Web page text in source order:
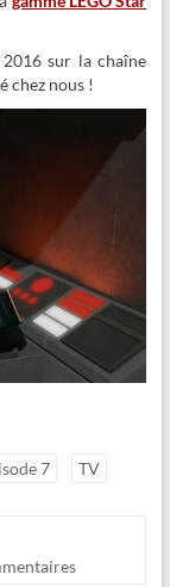
sur la chaîne
chez nous !
7 TV